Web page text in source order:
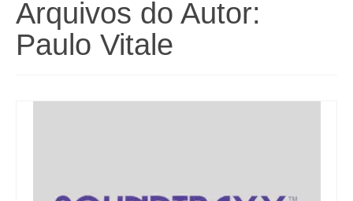
Meu Carrinho
Contato
Arquivos do Autor:
Paulo Vitale